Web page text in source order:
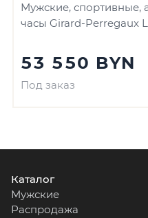
Мужские, спортивные,
часы Girard-Perregaux
53 550 BYN
Под заказ
Каталог
Мужские
Распродажа